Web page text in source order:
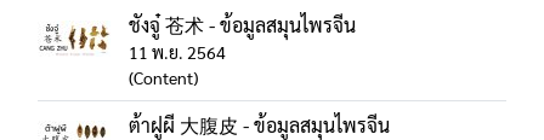
ชังจู๋ 苍术 - ข้อมูลสมุนไพรจีน
11 พ.ย. 2564
(Content)
ต้าฝูผี 大腹皮 - ข้อมูลสมุนไพรจีน